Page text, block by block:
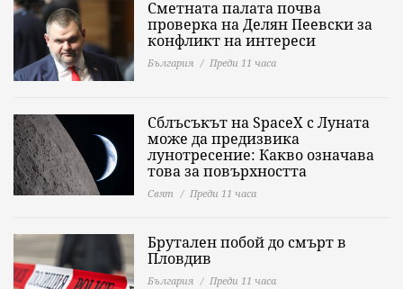
Сметната палата почва
проверка на Делян Пеевски за
конфликт на интереси
България Преди 11 часа
Сблъсъкът на SpaceX с Луната
може да предизвика
лунотресение: Какво означава
това за повърхността
Свят Преди 11 часа
Брутален побой до смърт в
Пловдив
България Преди 11 часа